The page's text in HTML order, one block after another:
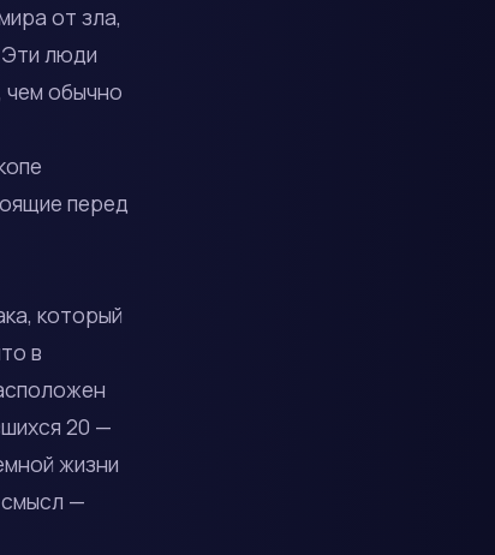
от зла,
люди
чем обычно
перед
который
в
20 —
жизни
смысл —